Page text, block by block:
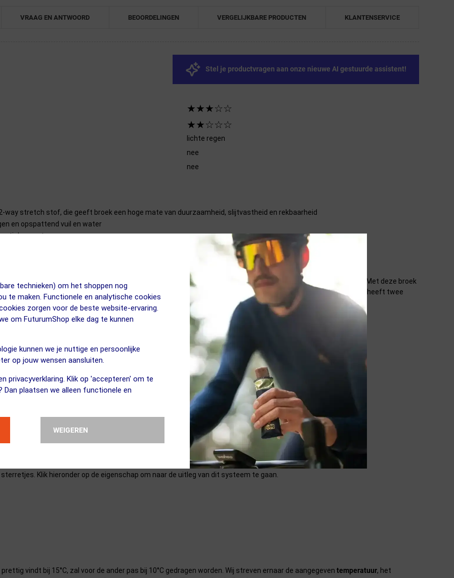
technieken) om het shoppen nog
te maken. Functionele en analytische cookies
zorgen voor de beste website-ervaring.
om FuturumShop elke dag te kunnen
kunnen we je nuttige en persoonlijke
op jouw wensen aansluiten.
privacyverklaring. Klik op 'accepteren' om te
Dan plaatsen we alleen functionele en
WEIGEREN
VRAAG EN ANTWOORD BEOORDELINGEN VERGELIJKBARE PRODUCTEN KLANTENSERVICE
Stel je productvragen aan onze nieuwe AI gestuurde assistent!
★★★☆☆
★★☆☆☆
lichte regen
nee
nee
way stretch stof, die geeft broek een hoge mate van duurzaamheid, slijtvastheid en rekbaarheid
en opspattend vuil en water
mee te nemen
ongeacht de houding waarin je fietst
met een onderbroek met zeem een pre
en zeer slijtvast. De sterke elastische stof biedt alles wat je nodig hebt om jou perfecte trail te rijden. Met deze broek
die je nodig hebt. Geheel ontworpen rondom de rijdershouding voor maximaal comfort en prestatie. De broek heeft twee
de pasvorm van de taille aan te passen. Ook kun je een riem gebruiken dankzij de riemlussen.
optimale pasvorm
Klik hieronder op de eigenschap om naar de uitleg van dit systeem te gaan.
vindt bij 15°C, zal voor de ander pas bij 10°C gedragen worden. Wij streven ernaar de aangegeven temperatuur, het